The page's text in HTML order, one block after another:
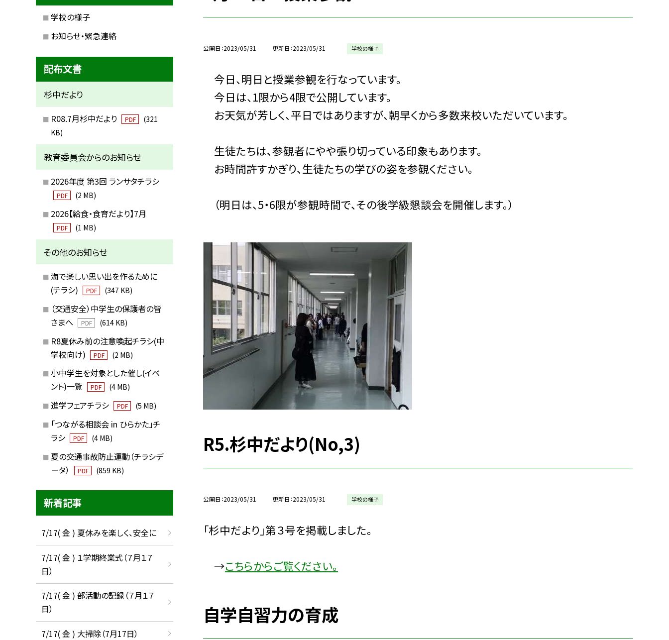
公開日 2023/05/31 更新日 2023/05/31 学校の様子
今日、明日と授業参観を行なっています。
今日は、1限から4限で公開しています。
お天気が芳しく、平日ではありますが、朝早くから多数来校いただいています。
生徒たちは、参観者にやや張り切っている印象もあります。
お時間許すかぎり、生徒たちの学びの姿を参観ください。
（明日は、5・6限が参観時間で、その後学級懇談会を開催します。）
R5.杉中だより(No,3)
公開日 2023/05/31 更新日 2023/05/31 学校の様子
「杉中だより」第３号を掲載しました。
→こちらからご覧ください。
自学自習力の育成
学校の様子
お知らせ・緊急連絡
配布文書
杉中だより
R08.7月杉中だより PDF
(321
KB)
教育委員会からのお知らせ
2026年度 第3回 ランサタチラシ
PDF (2 MB)
2026【給食・食育だより】7月
PDF (1 MB)
その他のお知らせ
海で楽しい思い出を作るために
(チラシ)
PDF (347 KB)
（交通安全）中学生の保護者の皆
さまへ
PDF (614 KB)
R8夏休み前の注意喚起チラシ(中
学校向け)
PDF (2 MB)
小中学生を対象とした催し(イベ
ント)一覧
PDF (4 MB)
進学フェアチラシ PDF (5 MB)
「つながる相談会 in ひらかた」チ
ラシ
PDF (4 MB)
夏の交通事故防止運動（チラシデ
ータ）
PDF (859 KB)
新着記事
7/17( 金 ) 夏休みを楽しく、安全に
7/17( 金 ) １学期終業式（７月１７
日）
7/17( 金 ) 部活動の記録（７月１７
日）
7/17( 金 ) 大掃除（7月17日）